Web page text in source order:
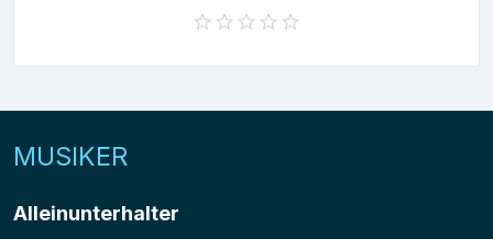
MUSIKER
Alleinunterhalter